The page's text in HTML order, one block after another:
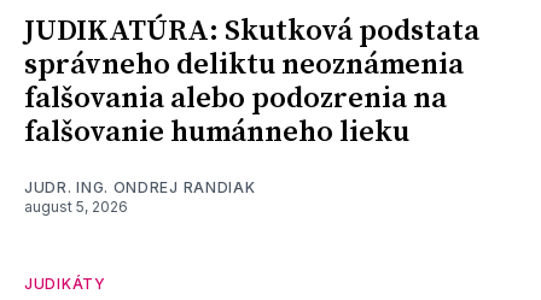
JUDIKATÚRA: Skutková podstata
správneho deliktu neoznámenia
falšovania alebo podozrenia na
falšovanie humánneho lieku
JUDR. ING. ONDREJ RANDIAK
august 5, 2026
JUDIKÁTY